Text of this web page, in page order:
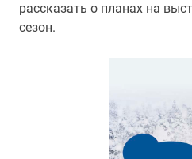
рассказать о планах на
сезон.